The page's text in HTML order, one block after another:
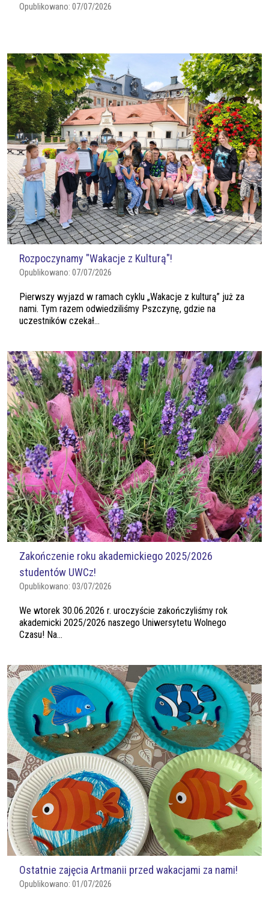
Opublikowano: 07/07/2026
Rozpoczynamy "Wakacje z Kulturą"!
Opublikowano: 07/07/2026
Pierwszy wyjazd w ramach cyklu „Wakacje z kulturą” już za
nami. Tym razem odwiedziliśmy Pszczynę, gdzie na
uczestników czekał...
Zakończenie roku akademickiego 2025/2026
studentów UWCz!
Opublikowano: 03/07/2026
We wtorek 30.06.2026 r. uroczyście zakończyliśmy rok
akademicki 2025/2026 naszego Uniwersytetu Wolnego
Czasu! Na...
Ostatnie zajęcia Artmanii przed wakacjami za nami!
Opublikowano: 01/07/2026